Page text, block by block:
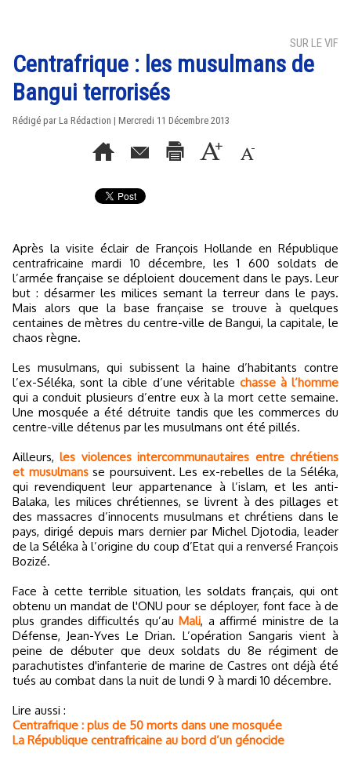
SUR LE VIF
Centrafrique : les musulmans de
Bangui terrorisés
Rédigé par La Rédaction | Mercredi 11 Décembre 2013
Après la visite éclair de François Hollande en République
centrafricaine mardi 10 décembre, les 1 600 soldats de
l’armée française se déploient doucement dans le pays. Leur
but : désarmer les milices semant la terreur dans le pays.
Mais alors que la base française se trouve à quelques
centaines de mètres du centre-ville de Bangui, la capitale, le
chaos règne.
Les musulmans, qui subissent la haine d’habitants contre
l’ex-Séléka, sont la cible d’une véritable chasse à l’homme
qui a conduit plusieurs d’entre eux à la mort cette semaine.
Une mosquée a été détruite tandis que les commerces du
centre-ville détenus par les musulmans ont été pillés.
Ailleurs,les violences intercommunautaires entre chrétiens
et musulmansse poursuivent. Les ex-rebelles de la Séléka,
qui revendiquent leur appartenance à l’islam, et les anti-
Balaka, les milices chrétiennes, se livrent à des pillages et
des massacres d’innocents musulmans et chrétiens dans le
pays, dirigé depuis mars dernier par Michel Djotodia, leader
de la Séléka à l’origine du coup d’Etat qui a renversé François
Bozizé.
Face à cette terrible situation, les soldats français, qui ont
obtenu un mandat de l'ONU pour se déployer, font face à de
plus grandes difficultés qu’auMali, a affirmé ministre de la
Défense, Jean-Yves Le Drian. L’opération Sangaris vient à
peine de débuter que deux soldats du 8e régiment de
parachutistes d'infanterie de marine de Castres ont déjà été
tués au combat dans la nuit de lundi 9 à mardi 10 décembre.
Lire aussi :
Centrafrique : plus de 50 morts dans une mosquée
La République centrafricaine au bord d’un génocide